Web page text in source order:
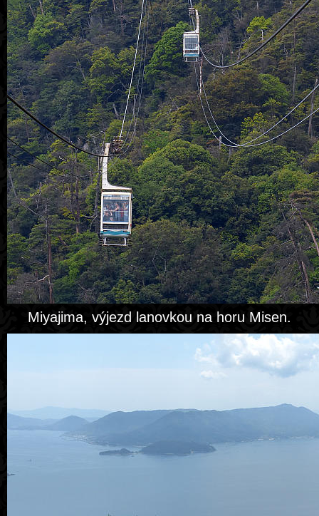
Miyajima, výjezd lanovkou na horu Misen.